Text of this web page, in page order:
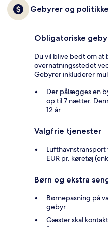
Gebyrer og
Obligatoriske
Du vil blive bedt om
overnatningsstedet
Gebyrer inkluderer
Der pålægges en
op til 7 nætter.
12 år.
Valgfrie tjenester
EUR pr. køretøj
Børn og ekstra
Børnepasning på
gebyr
Gæster skal